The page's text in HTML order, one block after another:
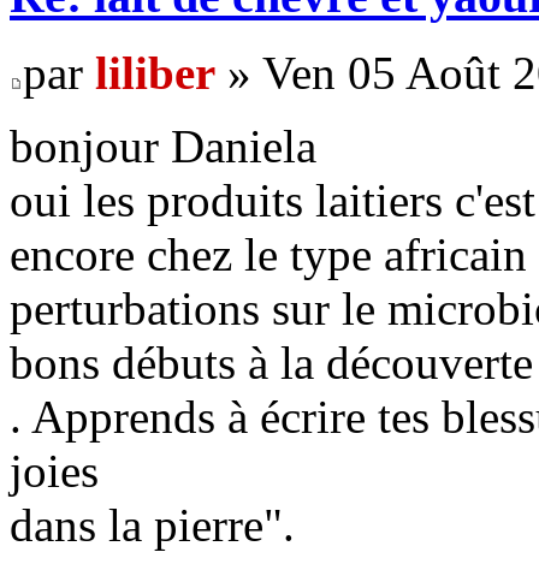
par liliber » Ven 05 Août
bonjour Daniela
oui les produits laitiers
encore chez le type
perturbations sur le
bons débuts à la
. Apprends à écrire tes
joies
dans la pierre".